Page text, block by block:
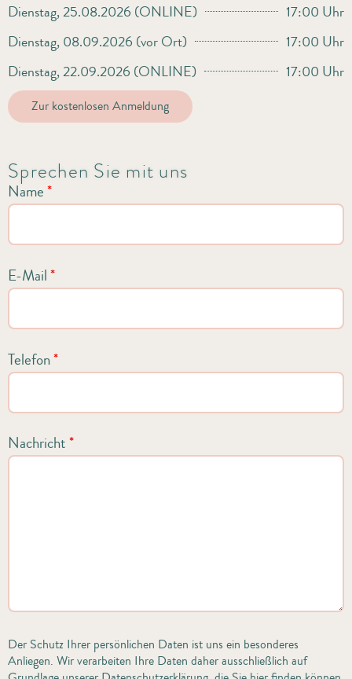
Dienstag, 25.08.2026 (ONLINE)
17:00 Uhr
Dienstag, 08.09.2026 (vor Ort)
17:00 Uhr
Dienstag, 22.09.2026 (ONLINE)
17:00 Uhr
Zur kostenlosen Anmeldung
Sprechen Sie mit uns
Name*
E-Mail*
Telefon*
Nachricht*
Der Schutz Ihrer persönlichen Daten ist uns ein besonderes
Anliegen. Wir verarbeiten Ihre Daten daher ausschließlich auf